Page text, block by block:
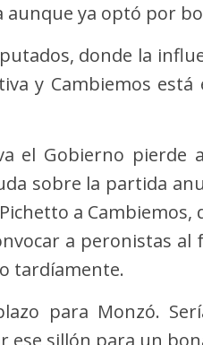
ya optó por
donde la
y Cambiemos
el Gobierno pierde
sobre la partida
a
a peronistas
tardíamente.
para Monzó.